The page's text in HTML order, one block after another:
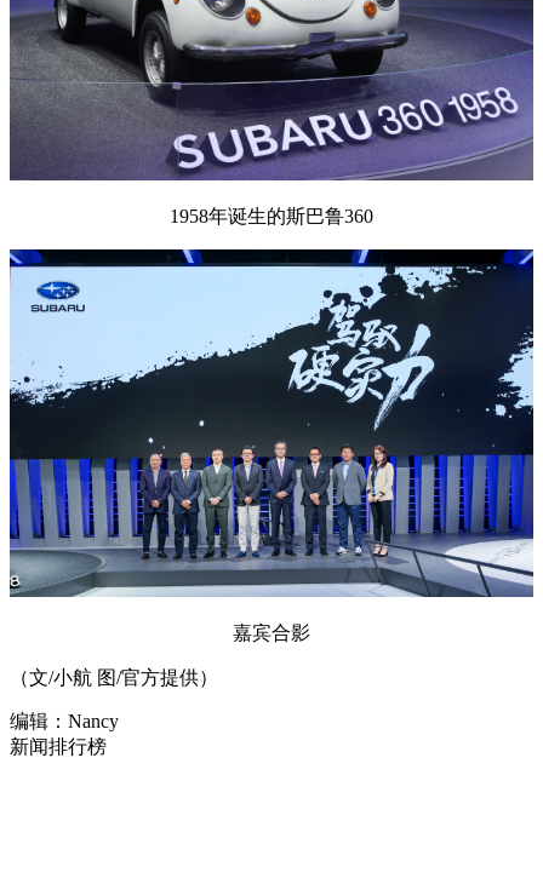
1958年诞生的斯巴鲁360
嘉宾合影
（文/小航 图/官方提供）
编辑：Nancy
新闻排行榜